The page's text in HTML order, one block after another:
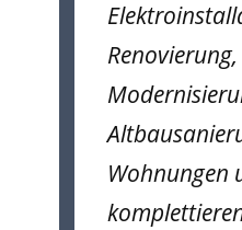
Wohnungen